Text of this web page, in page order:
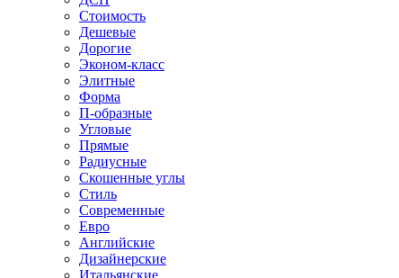
Стоимость
Дешевые
Дорогие
Эконом-класс
Элитные
Форма
П-образные
Угловые
Прямые
Радиусные
Скошенные углы
Стиль
Современные
Евро
Английские
Дизайнерские
Итальянские